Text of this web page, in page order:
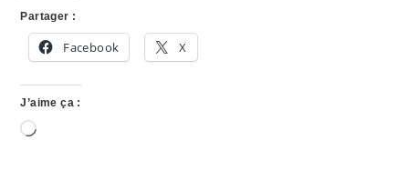
Partager :
Facebook X
J’aime ça :
Chargement…